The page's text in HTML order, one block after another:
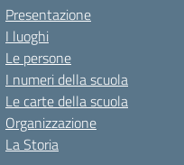
Presentazione
I luoghi
Le persone
I numeri della scuola
Le carte della scuola
Organizzazione
La Storia